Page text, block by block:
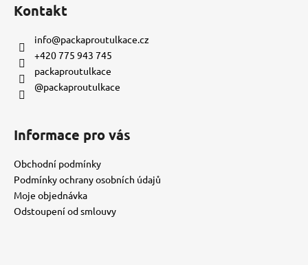
Kontakt
info@packaproutulkace.cz
+420 775 943 745
packaproutulkace
@packaproutulkace
Informace pro vás
Obchodní podmínky
Podmínky ochrany osobních údajů
Moje objednávka
Odstoupení od smlouvy